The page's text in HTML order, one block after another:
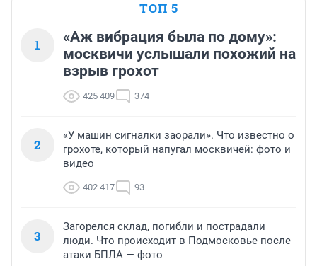
ТОП 5
1
«Аж вибрация была по дому»:
москвичи услышали похожий на
взрыв грохот
425 409 374
2
«У машин сигналки заорали». Что известно о
грохоте, который напугал москвичей: фото и
видео
402 417 93
3
Загорелся склад, погибли и пострадали
люди. Что происходит в Подмосковье после
атаки БПЛА — фото